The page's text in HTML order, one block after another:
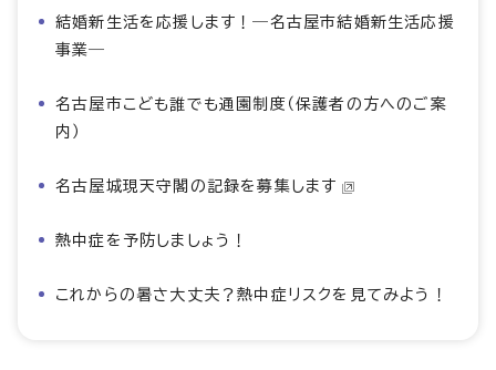
結婚新生活を応援します！―名古屋市結婚新生活応援
事業―
名古屋市こども誰でも通園制度（保護者の方へのご案
内）
名古屋城現天守閣の記録を募集します
熱中症を予防しましょう！
これからの暑さ大丈夫？熱中症リスクを見てみよう！